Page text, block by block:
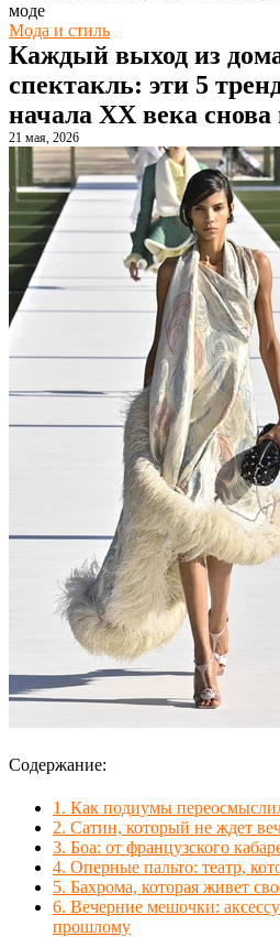
моде
Мода и стиль
Каждый выход из
спектакль: эти 5
начала XX века снова
21 мая, 2026
Содержание:
1. Как подиумы
2. Сатин, который не ждет
3. Боа: от французского
4. Оперные пальто: театр,
5. Бахрома, которая живет
6. Вечерние мешочки:
прошлому